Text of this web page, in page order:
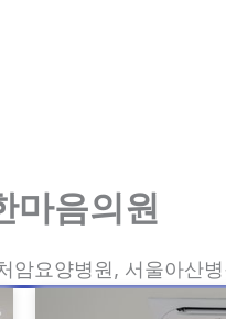
마음의원
암요양병원, 서울아산